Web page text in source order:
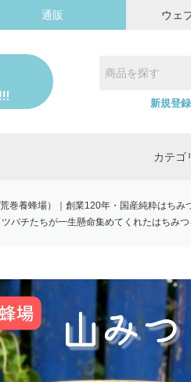
通販 ウェ
新規登録
カテゴ
巻養蜂場）｜創業120年・国産純粋はちみ
バチたちが一生懸命集めてくれたはちみ